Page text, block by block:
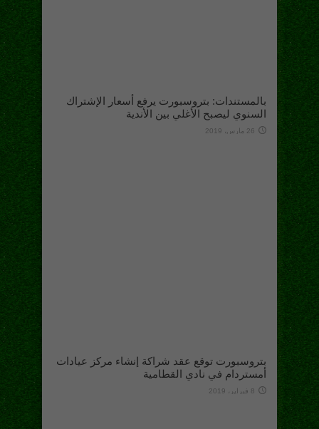
بالمستندات: بتروسبورت يرفع أسعار الإشتراك
السنوي ليصبح الأغلي بين الأندية
26 مارس، 2019
بتروسبورت توقع عقد شراكة إنشاء مركز عيادات
أمستردام في نادي القطامية
8 فبراير، 2019